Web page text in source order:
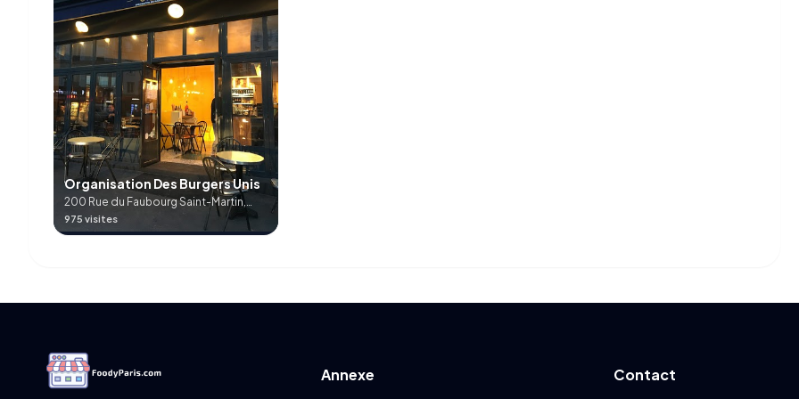
Organisation Des Burgers Unis
200 Rue du Faubourg Saint-Martin,
75010 Paris, France
975 visites
Annexe Contact